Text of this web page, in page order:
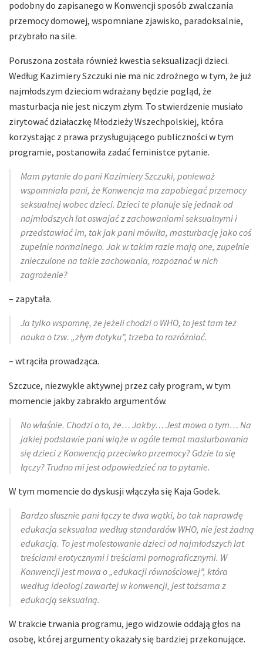
podobny do zapisanego w Konwencji sposób zwalczania
przemocy domowej, wspomniane zjawisko, paradoksalnie,
przybrało na sile.
Poruszona została również kwestia seksualizacji dzieci.
Według Kazimiery Szczuki nie ma nic zdrożnego w tym, że już
najmłodszym dzieciom wdrażany będzie pogląd, że
masturbacja nie jest niczym złym. To stwierdzenie musiało
zirytować działaczkę Młodzieży Wszechpolskiej, która
korzystając z prawa przysługującego publiczności w tym
programie, postanowiła zadać feministce pytanie.
Mam pytanie do pani Kazimiery Szczuki, ponieważ
wspomniała pani, że Konwencja ma zapobiegać przemocy
seksualnej wobec dzieci. Dzieci te planuje się jednak od
najmłodszych lat oswajać z zachowaniami seksualnymi i
przedstawiać im, tak jak pani mówiła, masturbację jako coś
zupełnie normalnego. Jak w takim razie mają one, zupełnie
znieczulone na takie zachowania, rozpoznać w nich
zagrożenie?
– zapytała.
Ja tylko wspomnę, że jeżeli chodzi o WHO, to jest tam też
nauka o tzw. „złym dotyku”, trzeba to rozróżniać.
– wtrąciła prowadząca.
Szczuce, niezwykle aktywnej przez cały program, w tym
momencie jakby zabrakło argumentów.
No właśnie. Chodzi o to, że… Jakby… Jest mowa o tym… Na
jakiej podstawie pani wiąże w ogóle temat masturbowania
się dzieci z Konwencją przeciwko przemocy? Gdzie to się
łączy? Trudno mi jest odpowiedzieć na to pytanie.
W tym momencie do dyskusji włączyła się Kaja Godek.
Bardzo słusznie pani łączy te dwa wątki, bo tak naprawdę
edukacja seksualna według standardów WHO, nie jest żadną
edukacją. To jest molestowanie dzieci od najmłodszych lat
treściami erotycznymi i treściami pornograficznymi. W
Konwencji jest mowa o „edukacji równościowej”, która
według ideologi zawartej w konwencji, jest tożsama z
edukacją seksualną.
W trakcie trwania programu, jego widzowie oddają głos na
osobę, której argumenty okazały się bardziej przekonujące.